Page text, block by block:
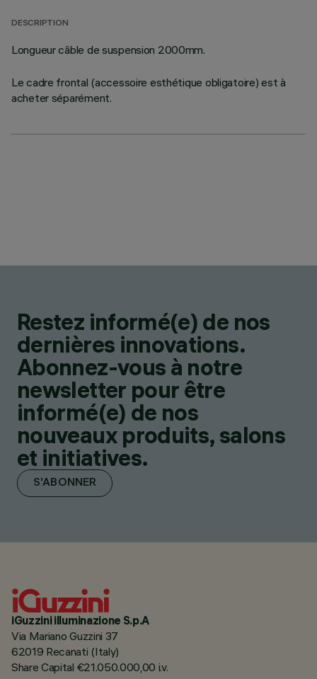
DESCRIPTION
Longueur câble de suspension 2000mm.
Le cadre frontal (accessoire esthétique obligatoire) est à
acheter séparément.
Restez informé(e) de nos
dernières innovations.
Abonnez-vous à notre
newsletter pour être
informé(e) de nos
nouveaux produits, salons
et initiatives.
S'ABONNER
iGuzzini illuminazione S.p.A
Via Mariano Guzzini 37
62019 Recanati (Italy)
Share Capital €21.050.000,00 i.v.